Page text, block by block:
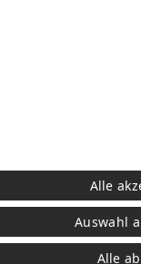
Alle
Auswahl
Alle